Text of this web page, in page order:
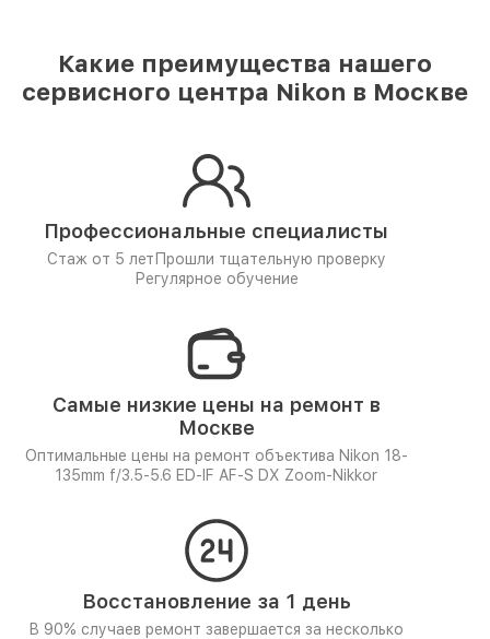
Какие преимущества нашего
сервисного центра Nikon в Москве
Профессиональные специалисты
Стаж от 5 лет Прошли тщательную проверку
Регулярное обучение
Самые низкие цены на ремонт в
Москве
Оптимальные цены на ремонт объектива Nikon 18-
135mm f/3.5-5.6 ED-IF AF-S DX Zoom-Nikkor
Восстановление за 1 день
В 90% случаев ремонт завершается за несколько